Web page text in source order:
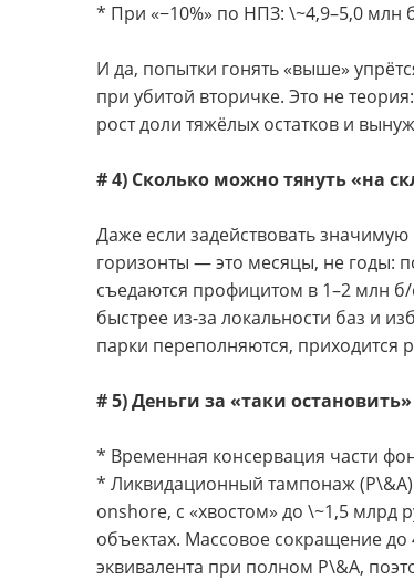
* При «−10%» по НПЗ: \~4,9–5,0 млн
И да, попытки гонять «выше»
при убитой вторичке. Это не
рост доли тяжёлых остатков и
# 4) Сколько можно тянуть «на
Даже если задействовать
горизонты — это месяцы, не годы:
съедаются профицитом в 1–2 млн б/
быстрее из-за локальности баз и
парки переполняются, приходится
# 5) Деньги за «таки остановить»
* Временная консервация части
* Ликвидационный тампонаж
onshore, с «хвостом» до \~1,5 млрд
объектах. Массовое сокращение
эквивалента при полном P\&A,